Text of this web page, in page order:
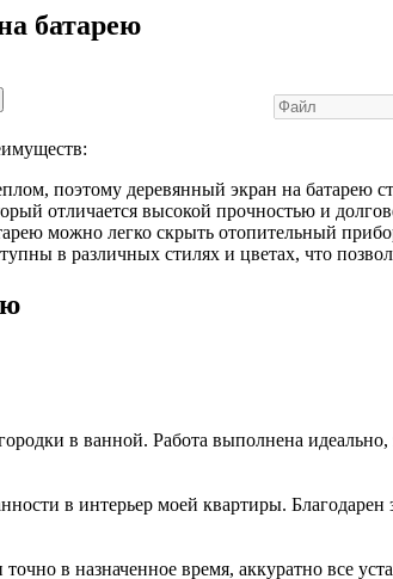
батарею
поэтому деревянный экран на батарею
отличается высокой прочностью и
можно легко скрыть отопительный
в различных стилях и цветах, что
в ванной. Работа выполнена идеально,
в интерьер моей квартиры. Благодарен
в назначенное время, аккуратно все